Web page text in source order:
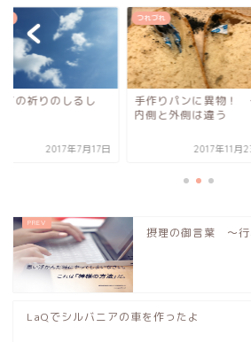
ての祈りのしるし
2017年7月17日
つれづれ
手作りパンに異物！
内側と外側は違う
2017年11月
摂理の御言葉 〜行
LaQでシルバニアの車を作ったよ